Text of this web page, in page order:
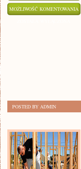
MOŻLIWOŚĆ KOMENTOWANIA
POSTED BY ADMIN